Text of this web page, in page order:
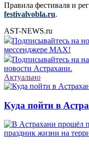
Правила фестиваля и
festivalvobla.ru.
AST-NEWS.ru
Подписывайтесь на
мессенджере MAX!
Подписывайтесь на
новости Астрахани.
Актуально
Куда пойти в